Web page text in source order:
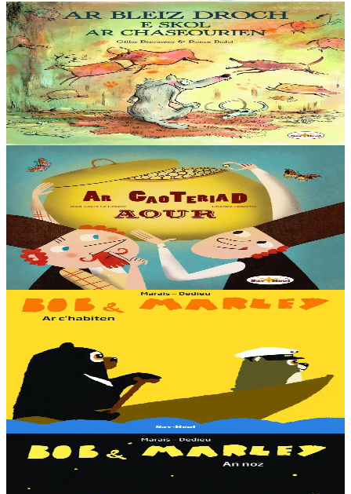
5 ans et plus
Sav-heol
Loup gris à l'école des chasseurs
Ce matin, Loup gris a rendez-vous avec Maître Crock. C’est le plus
célèbre des chasseurs, on raconte même qu’il a combattu un ours ! Il
enseigne à Loup gris les...
En stock13,00 €
Sav-heol
La marmite pleine d'or
Dans un village de Russie vivaient deux frères : Boris, débrouillard
et plein d’esprit, Iakof un peu bête mais pas méchant. Un jour que
Boris laboure le champ...
En stock
13,00 €
3 ans et plus
Sav-heol
Bob & Marley - Le capitaine
En voyant une fourmi naviguer sur une feuille, Bob rêve d'avoir un
bateau. À lui les aventures ! Il demande donc à son ami Marley de
lui en construire un....
En stock7,00 €
Sav-heol
Bob & Marley - La nuit